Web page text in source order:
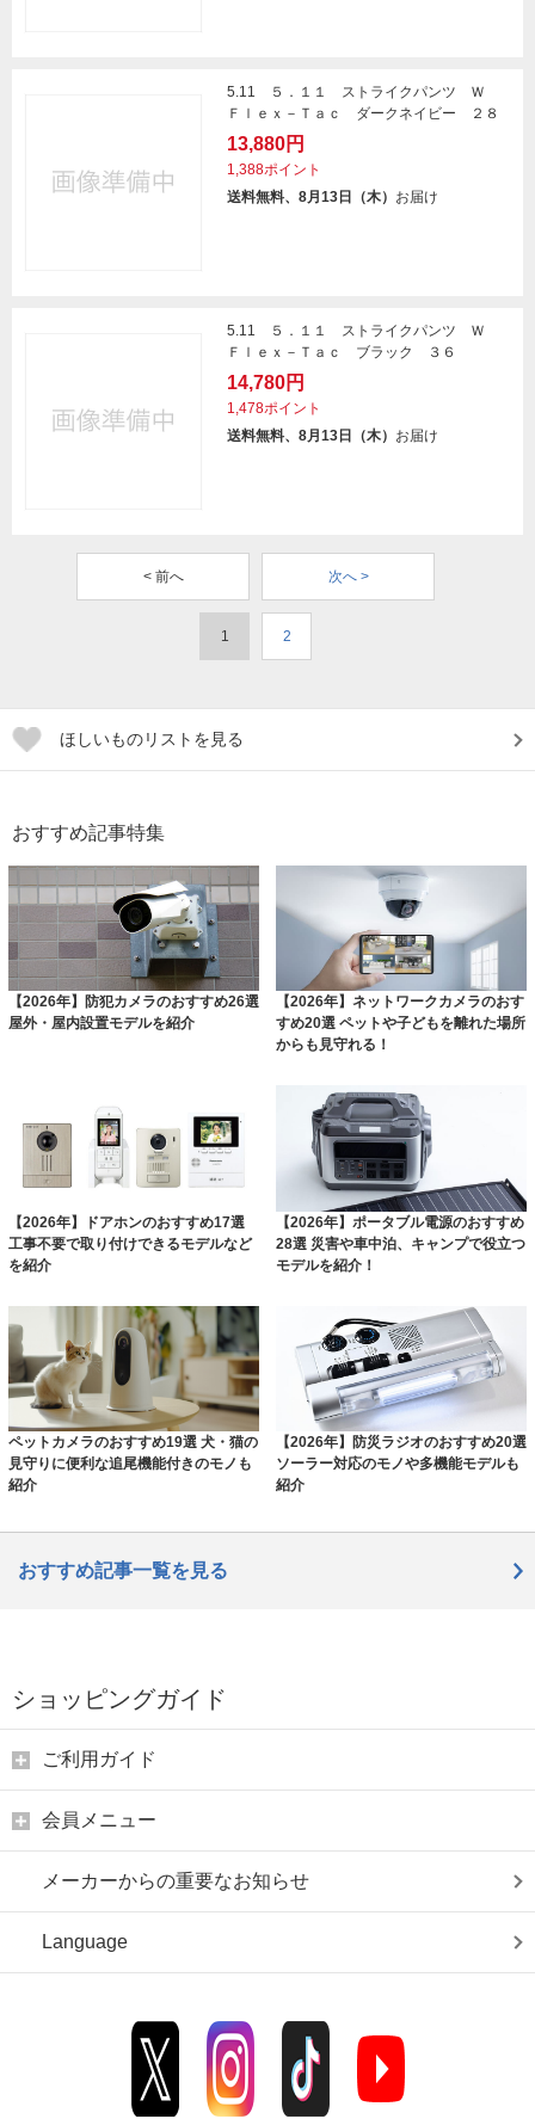
5.11 ５．１１ ストライクパンツ Ｗ
Ｆｌｅｘ－Ｔａｃ ダークネイビー ２８
13,880円
1,388ポイント
送料無料、8月13日（木） お届け
5.11 ５．１１ ストライクパンツ Ｗ
Ｆｌｅｘ－Ｔａｃ ブラック ３６
14,780円
1,478ポイント
送料無料、8月13日（木） お届け
< 前へ 次へ >
1 2
ほしいものリストを見る
おすすめ記事特集
【2026年】防犯カメラのおすすめ26選
屋外・屋内設置モデルを紹介
【2026年】ネットワークカメラのおす
すめ20選 ペットや子どもを離れた場所
からも見守れる！
【2026年】ドアホンのおすすめ17選
工事不要で取り付けできるモデルなど
を紹介
【2026年】ポータブル電源のおすすめ
28選 災害や車中泊、キャンプで役立つ
モデルを紹介！
ペットカメラのおすすめ19選 犬・猫の
見守りに便利な追尾機能付きのモノも
紹介
【2026年】防災ラジオのおすすめ20選
ソーラー対応のモノや多機能モデルも
紹介
おすすめ記事一覧を見る
ショッピングガイド
ご利用ガイド
会員メニュー
メーカーからの重要なお知らせ
Language